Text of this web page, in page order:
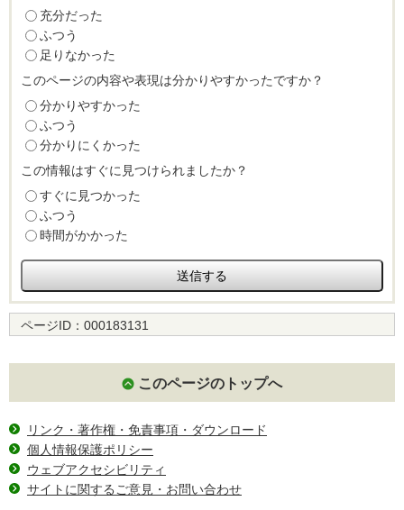
充分だった
ふつう
足りなかった
このページの内容や表現は分かりやすかったですか？
分かりやすかった
ふつう
分かりにくかった
この情報はすぐに見つけられましたか？
すぐに見つかった
ふつう
時間がかかった
ページID： 000183131
このページのトップへ
リンク・著作権・免責事項・ダウンロード
個人情報保護ポリシー
ウェブアクセシビリティ
サイトに関するご意見・お問い合わせ